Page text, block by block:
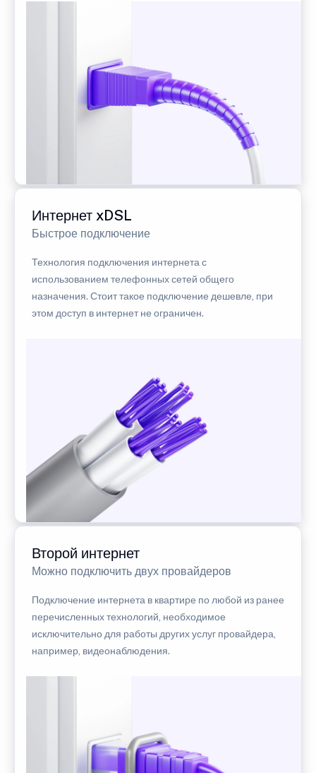
Интернет xDSL
Быстрое подключение
Технология подключения интернета с
использованием телефонных сетей общего
назначения. Стоит такое подключение дешевле, при
этом доступ в интернет не ограничен.
Второй интернет
Можно подключить двух провайдеров
Подключение интернета в квартире по любой из ранее
перечисленных технологий, необходимое
исключительно для работы других услуг провайдера,
например, видеонаблюдения.